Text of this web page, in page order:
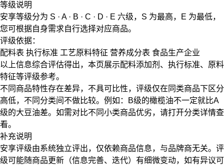
等级说明
安享等级分为 S · A · B · C · D · E 六级， S 为最高， E 为最低，
您可根据自身需求自行选择对应商品。
评级依据：
配料表 执行标准 工艺原料特征 营养成分表 食品生产企业
以上信息综合评估得出，本页展示配料添加剂 、 执行标准、 原料
特征等评级参考。
不同商品特性存在差异，不具可比性，评级仅在 同类商品下区分
高低，不同分类间不做比较。例如：B级的橄榄油不一定就比A
级的大豆油差。如需对比不同小类商品优劣，请打开分类详情查
看。
补充说明
安享评级由系统独立评出，仅依赖商品信息， 与品牌商无关。评
级可能随商品更新（信息完善、迭代）有细微变动，如有异议可